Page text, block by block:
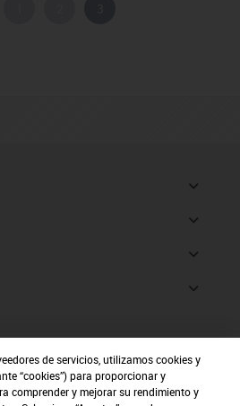
de servicios, utilizamos cookies y
“cookies”) para proporcionar y
comprender y mejorar su rendimiento y